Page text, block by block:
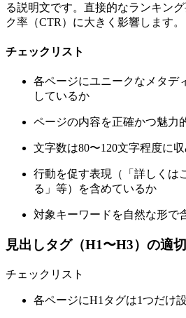
る説明文です。直接的なランキン
ク率（CTR）に大きく影響します。
チェックリスト
各ページにユニークなメタデ
しているか
ページの内容を正確かつ魅力
文字数は80〜120文字程度に
行動を促す表現（「詳しくは
る」等）を含めているか
対象キーワードを自然な形で
見出しタグ（H1〜H3）の適
チェックリスト
各ページにH1タグは1つだけ